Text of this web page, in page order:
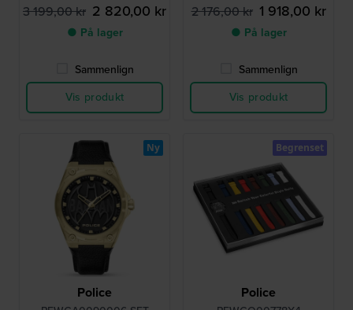
3 199,00 kr 2 820,00 kr
● På lager
Sammenlign
Vis produkt
2 176,00 kr 1 918,00 kr
● På lager
Sammenlign
Vis produkt
Police
Ny
Police
Begrenset